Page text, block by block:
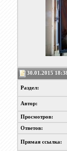
30.01.2015
Раздел:
Автор:
Просмотров:
Ответов:
Прямая ссылка: